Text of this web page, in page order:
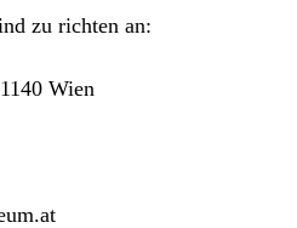
zu richten an:
Wien